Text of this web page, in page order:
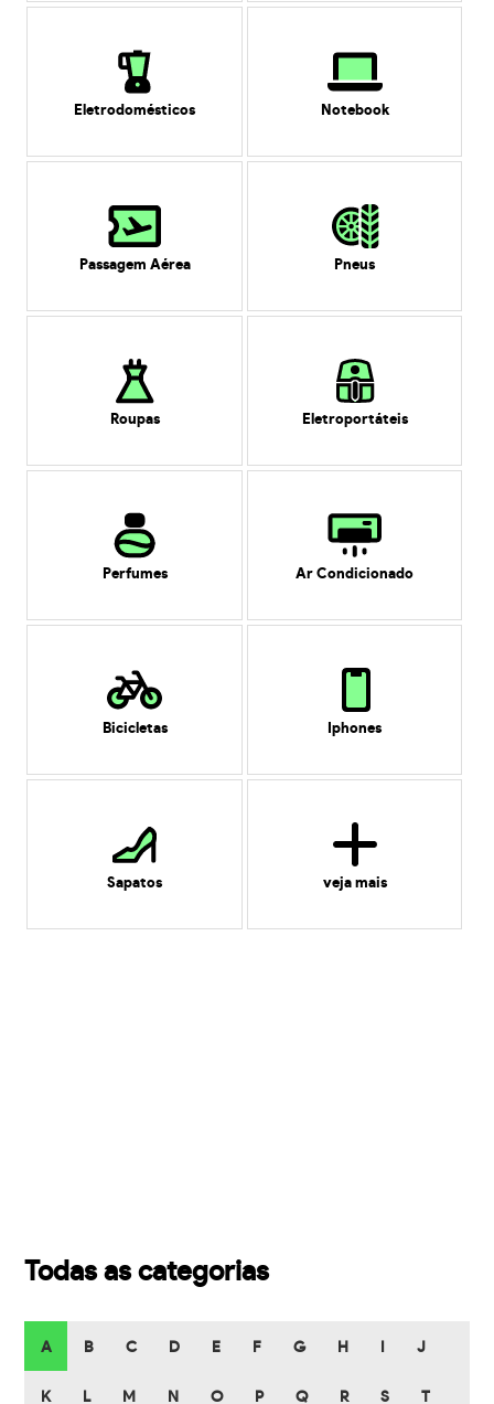
Eletrodomésticos Notebook
Passagem Aérea Pneus
Roupas Eletroportáteis
Perfumes Ar Condicionado
Bicicletas Iphones
Sapatos veja mais
Todas as categorias
A B C D E F G H J
K L M N O P Q R S T